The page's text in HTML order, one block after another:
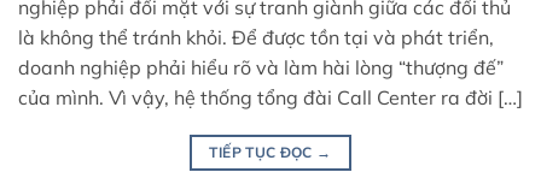
nghiệp phải đối mặt với sự tranh giành giữa các đối thủ
là không thể tránh khỏi. Để được tồn tại và phát triển,
doanh nghiệp phải hiểu rõ và làm hài lòng “thượng đế”
của mình. Vì vậy, hệ thống tổng đài Call Center ra đời […]
TIẾP TỤC ĐỌC →